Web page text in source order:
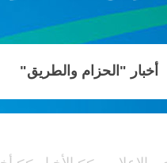
أخبار "الحزام والطريق"